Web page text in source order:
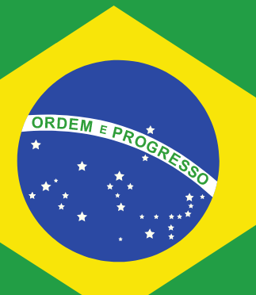
para profissionais da saúde. Acesse a Aesculap